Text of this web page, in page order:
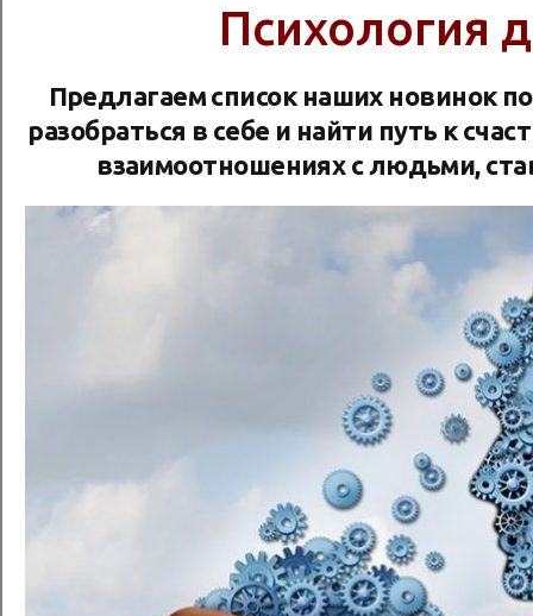
Психология
Предлагаем список наших новинок
разобраться в себе и найти путь к
взаимоотношениях с людьми,